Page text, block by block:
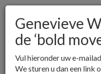
Genevieve
de ‘bold
Vul hieronder uw e-
We sturen u dan een link